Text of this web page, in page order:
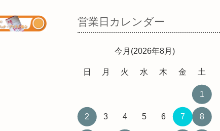
営業日カレンダー
今月(2026年8月)
日 月 火 水 木 金 土
1
2 3 4 5 6 7 8